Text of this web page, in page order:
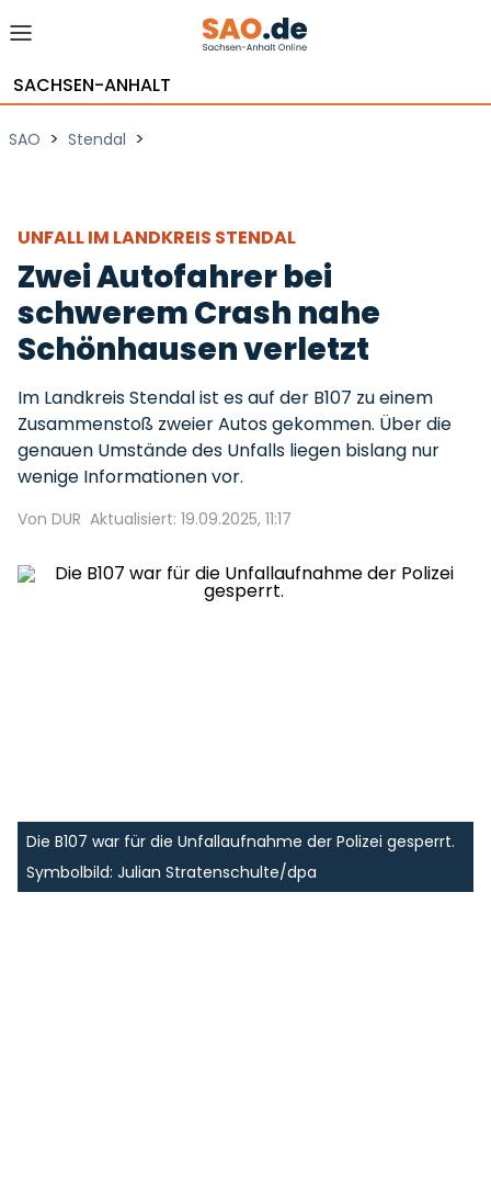
SACHSEN-ANHALT
SAO > Stendal >
UNFALL IM LANDKREIS STENDAL
Zwei Autofahrer bei
schwerem Crash nahe
Schönhausen verletzt
Im Landkreis Stendal ist es auf der B107 zu einem
Zusammenstoß zweier Autos gekommen. Über die
genauen Umstände des Unfalls liegen bislang nur
wenige Informationen vor.
Von DUR Aktualisiert: 19.09.2025, 11:17
Die B107 war für die Unfallaufnahme der Polizei gesperrt.
Symbolbild: Julian Stratenschulte/dpa